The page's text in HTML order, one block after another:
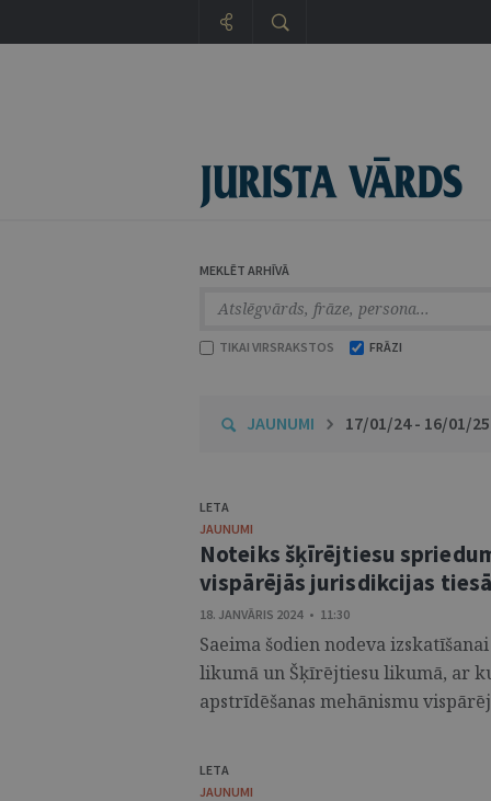
MEKLĒT ARHĪVĀ
TIKAI VIRSRAKSTOS FRĀZI
JAUNUMI 17/01/24 - 16/01/25
LETA
JAUNUMI
Noteiks šķīrējtiesu
vispārējās jurisdikcijas
18. JANVĀRIS 2024 • 11:30
Saeima šodien nodeva
likumā un Šķīrējtiesu likumā, ar
apstrīdēšanas mehānismu
LETA
JAUNUMI